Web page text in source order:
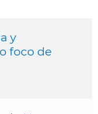
y
foco de